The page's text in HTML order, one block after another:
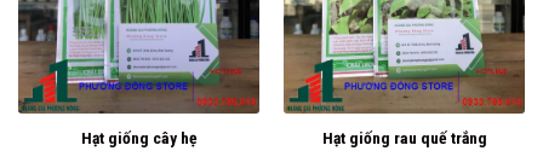
Hạt giống cây hẹ
Hạt giống rau quế trắng